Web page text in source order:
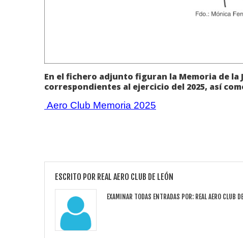
En el fichero adjunto figuran la Memoria de la
correspondientes al ejercicio del 2025, así
Aero Club Memoria 2025
ESCRITO POR REAL AERO CLUB DE LEÓN
EXAMINAR TODAS ENTRADAS POR: REAL AERO CLUB